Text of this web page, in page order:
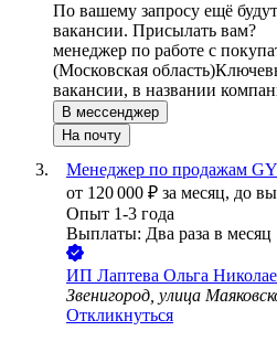
По вашему запросу ещё
вакансии. Присылать вам?
менеджер по работе с
(Московская область)
вакансии, в названии
В мессенджер
На почту
Менеджер по продажам
от 120 000 ₽ за месяц, до
Опыт 1-3 года
Выплаты: Два раза в месяц
ИП Лаптева Ольга
Звенигород, улица
Откликнуться